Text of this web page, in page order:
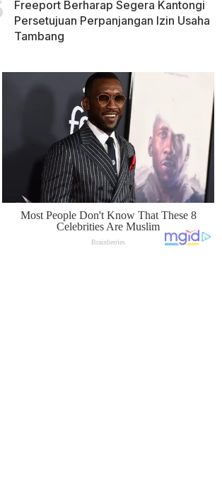
Freeport Berharap Segera Kantongi
Persetujuan Perpanjangan Izin Usaha
Tambang